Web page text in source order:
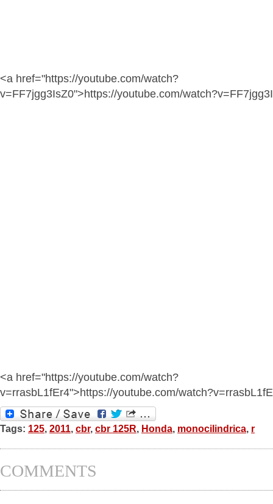
<a href="https://youtube.com/watch?
v=FF7jgg3IsZ0">https://youtube.com/
<a href="https://youtube.com/watch?
v=rrasbL1fEr4">https://youtube.com/
Tags: 125, 2011, cbr, cbr 125R, Honda, monocilindrica, r
COMMENTS